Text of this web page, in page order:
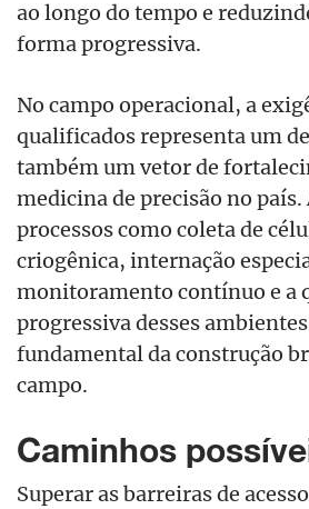
ao longo do tempo e
forma progressiva.
No campo operacional, a
qualificados representa um
também um vetor de
medicina de precisão no
processos como coleta de
criogênica, internação
monitoramento contínuo e a
progressiva desses
fundamental da construção
campo.
Caminhos
Superar as barreiras de